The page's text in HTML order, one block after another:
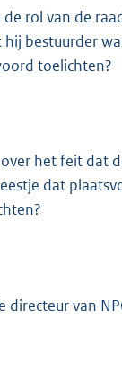
rol van de
bestuurder
toelichten?
het feit dat
dat
directeur van